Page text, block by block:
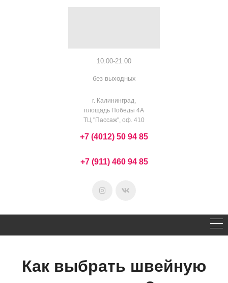
10:00-21:00
без выходных
г. Калининград,
площадь Победы 4А
ТЦ "Пассаж", оф. 410
+7 (4012) 50 94 85
+7 (911) 460 94 85
Как выбрать швейную